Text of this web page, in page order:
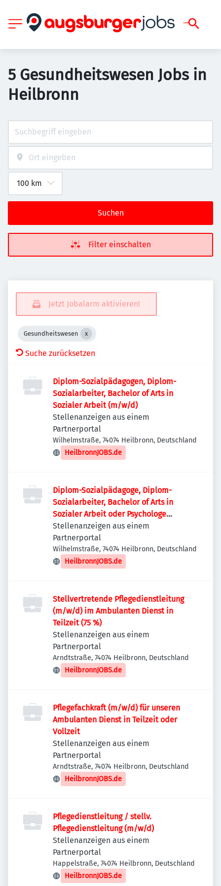
5 Gesundheitswesen Jobs in
Heilbronn
Suchen
Filter einschalten
Jetzt Jobalarm aktivieren!
Gesundheitswesen
Suche zurücksetzen
Diplom-Sozialpädagogen, Diplom-
Sozialarbeiter, Bachelor of Arts in
Sozialer Arbeit (m/w/d)
Stellenanzeigen aus einem
Partnerportal
Wilhelmstraße, 74074 Heilbronn, Deutschland
HeilbronnJOBS.de
Diplom-Sozialpädagoge, Diplom-
Sozialarbeiter, Bachelor of Arts in
Sozialer Arbeit oder Psychologe
(Bachelor oder Diplom) (m/w/d)
Stellenanzeigen aus einem
Partnerportal
Wilhelmstraße, 74074 Heilbronn, Deutschland
HeilbronnJOBS.de
Stellvertretende Pflegedienstleitung
(m/w/d) im Ambulanten Dienst in
Teilzeit (75 %)
Stellenanzeigen aus einem
Partnerportal
Arndtstraße, 74074 Heilbronn, Deutschland
HeilbronnJOBS.de
Pflegefachkraft (m/w/d) für unseren
Ambulanten Dienst in Teilzeit oder
Vollzeit
Stellenanzeigen aus einem
Partnerportal
Arndtstraße, 74074 Heilbronn, Deutschland
HeilbronnJOBS.de
Pflegedienstleitung / stellv.
Pflegedienstleitung (m/w/d)
Stellenanzeigen aus einem
Partnerportal
Happelstraße, 74074 Heilbronn, Deutschland
HeilbronnJOBS.de